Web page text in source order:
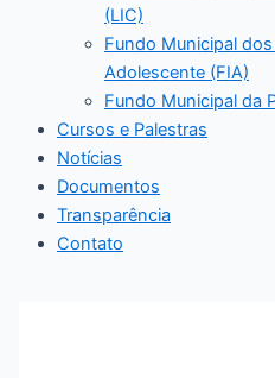
(LIC)
Fundo Municipal
Adolescente (FIA)
Fundo Municipal da
Cursos e Palestras
Notícias
Documentos
Transparência
Contato